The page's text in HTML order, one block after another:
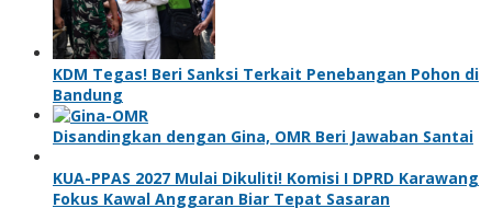
KDM Tegas! Beri Sanksi Terkait Penebangan Pohon di
Bandung
Disandingkan dengan Gina, OMR Beri Jawaban Santai
KUA-PPAS 2027 Mulai Dikuliti! Komisi I DPRD Karawang
Fokus Kawal Anggaran Biar Tepat Sasaran